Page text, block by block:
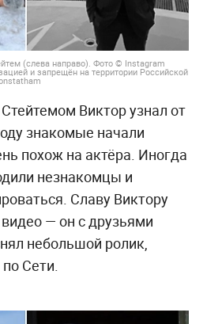
(слева направо). Фото © Instagram
и запрещён на территории Российской
Виктор узнал от
знакомые начали
похож на актёра. Иногда
незнакомцы и
Славу Виктору
— он с друзьями
небольшой ролик,
Сети.